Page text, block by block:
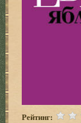
Рейтинг: